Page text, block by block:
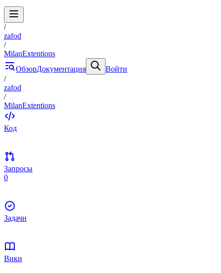
/
zafod
/
MilanExtentions
ОбзорДокументация
Войти
/
zafod
/
MilanExtentions
Код
Запросы
0
Задачи
Вики